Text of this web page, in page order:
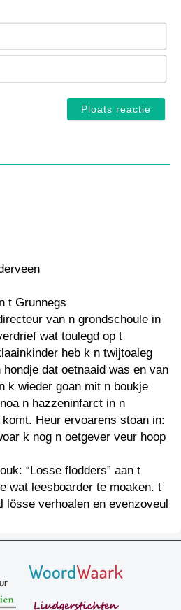
E-
t Grunnegs
van n grondschoule in
wat toulegd op t
heb k n twijtoaleg
dat oetnaaid was en van
k wieder goan mit n boukje
n hazzeninfarct in n
Heur ervoarens stoan in:
k nog n oetgever veur hoop
“Losse flodders” aan t
wat leesboarder te moaken. t
lösse verhoalen en evenzoveul